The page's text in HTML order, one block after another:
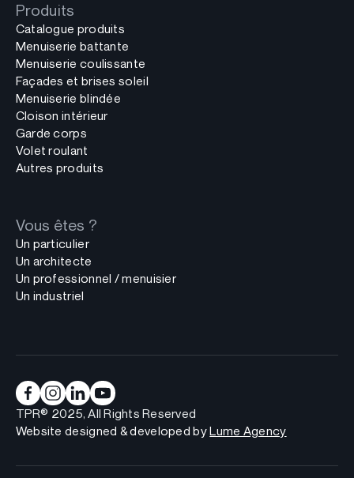
Produits
Catalogue produits
Menuiserie battante
Menuiserie coulissante
Façades et brises soleil
Menuiserie blindée
Cloison intérieur
Garde corps
Volet roulant
Autres produits
Vous êtes ?
Un particulier
Un architecte
Un professionnel / menuisier
Un industriel
TPR® 2025, All Rights Reserved
Website designed & developed byLume Agency